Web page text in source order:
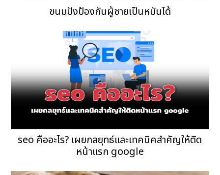
ขนมปังป้องกันผู้ชายเป็นหมันได้
seo คืออะไร? เผยกลยุทธ์และเทคนิคสำคัญให้ติด
หน้าแรก google